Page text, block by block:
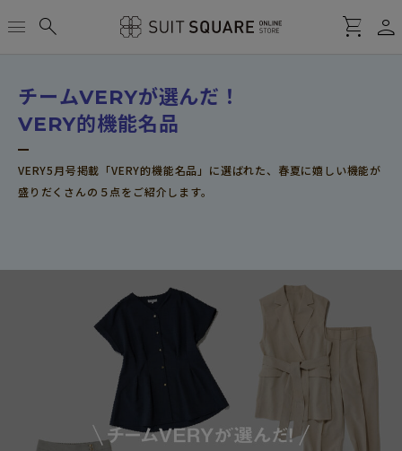
menu search shopping_cart person
チームVERYが選んだ ！
VERY的機能名品
VERY5月号掲載「VERY的機能名品」に選ばれた、春夏に嬉しい機能が
盛りだくさんの５点をご紹介します。